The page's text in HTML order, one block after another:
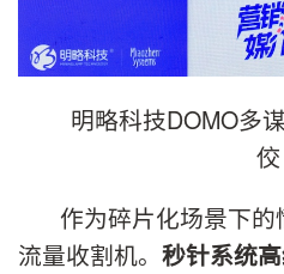
明略科技DOMO多
佼
作为碎片化场景下
流量收割机。 秒针系统